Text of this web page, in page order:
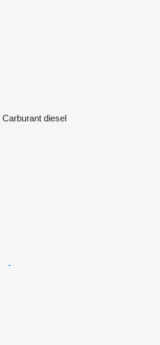
Carburant diesel